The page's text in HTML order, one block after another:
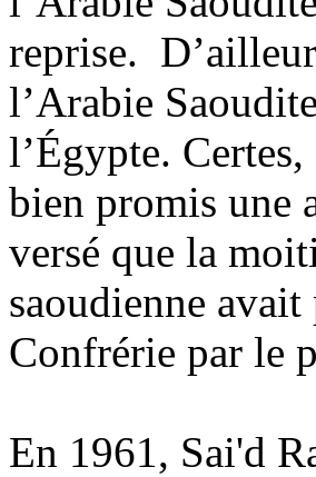
reprise.
l’Arabie
l’Égypte.
bien promis une
versé que la
saoudienne
Confrérie par le
En 1961, Sai'd